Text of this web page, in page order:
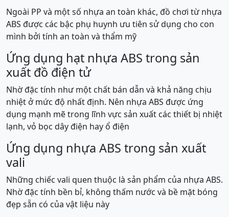
Ngoài PP và một số nhựa an toàn khác, đồ chơi từ nhựa
ABS được các bậc phụ huynh ưu tiên sử dụng cho con
mình bởi tính an toàn và thẩm mỹ
Ứng dụng hạt nhựa ABS trong sản
xuất đồ điện tử
Nhờ đặc tính như một chất bán dẫn và khả năng chịu
nhiệt ở mức độ nhất định. Nên nhựa ABS được ứng
dụng mạnh mẽ trong lĩnh vực sản xuất các thiết bị nhiệt
lạnh, vỏ bọc dây điện hay ổ điện
Ứng dụng nhựa ABS trong sản xuất
vali
Những chiếc vali quen thuộc là sản phẩm của nhựa ABS.
Nhờ đặc tính bền bỉ, không thấm nước và bề mặt bóng
đẹp sẵn có của vật liệu này